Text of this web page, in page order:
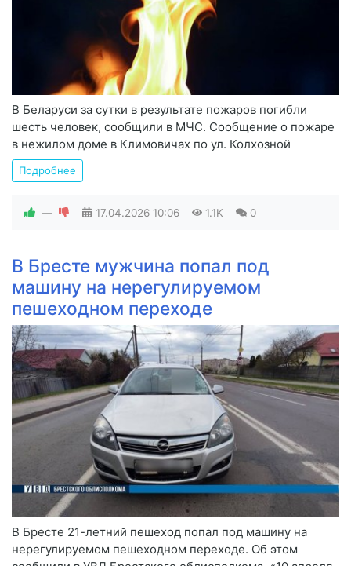
В Беларуси за сутки в результате пожаров погибли
шесть человек, сообщили в МЧС. Сообщение о пожаре
в нежилом доме в Климовичах по ул. Колхозной
Подробнее
— 17.04.2026 10:06 1.1K 0
В Бресте мужчина попал под
машину на нерегулируемом
пешеходном переходе
В Бресте 21-летний пешеход попал под машину на
нерегулируемом пешеходном переходе. Об этом